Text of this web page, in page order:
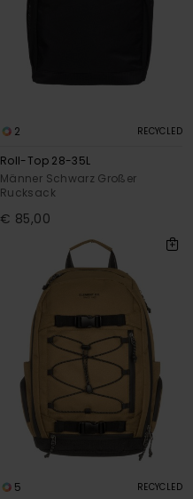
2 RECYCLED
Roll-Top 28-35L
Männer Schwarz Großer
Rucksack
€ 85,00
5 RECYCLED